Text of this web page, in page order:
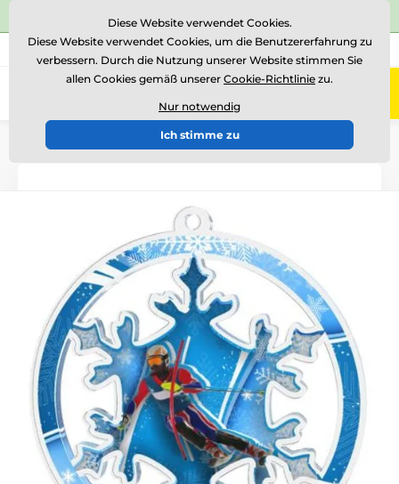
⭐Siehe 504 verifizierte Bewertungen auf
Rufen Sie uns an (Mo-Fr 15-18) +43 676 361 37 22
0
Einführung Acrylmedaillen
Diese Website verwendet Cookies.
Diese Website verwendet Cookies, um die Benutzererfahrung zu
verbessern. Durch die Nutzung unserer Website stimmen Sie
allen Cookies gemäß unserer Cookie-Richtlinie zu.
Nur notwendig
Ich stimme zu